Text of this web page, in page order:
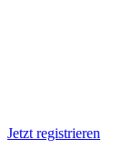
Jetzt registrieren